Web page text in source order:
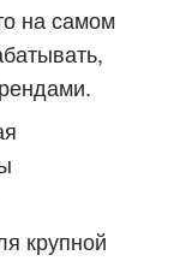
на самом
крупной